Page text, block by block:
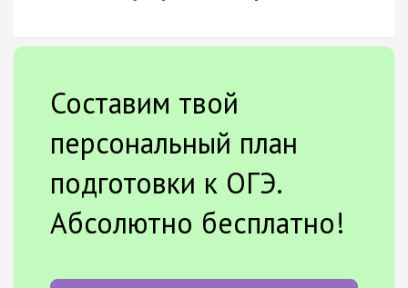
Составим твой
персональный план
подготовки к ОГЭ.
Абсолютно бесплатно!